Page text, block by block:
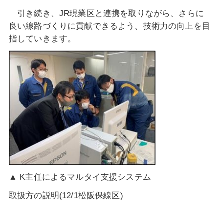
引き続き、JR現業区と連携を取りながら、さらに
良い線路づくりに貢献できるよう、技術力の向上を目
指していきます。
▲ K主任によるマルタイ支援システム
取扱方の説明(12/1松阪保線区)